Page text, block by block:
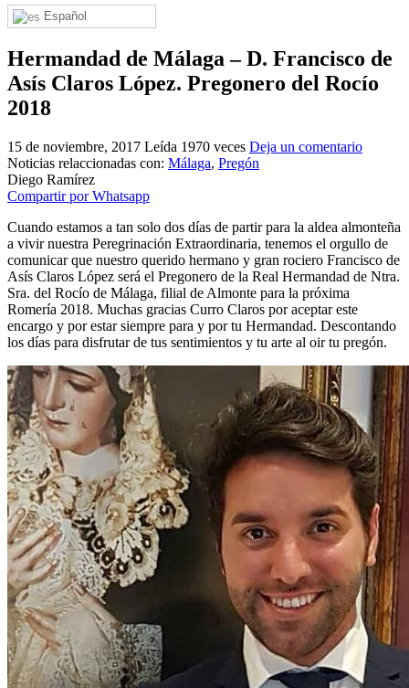
Español
Hermandad de Málaga – D. Francisco de
Asís Claros López. Pregonero del Rocío
2018
15 de noviembre, 2017 Leída 1970 veces Deja un comentario
Noticias relaccionadas con: Málaga, Pregón
Diego Ramírez
Compartir por Whatsapp
Cuando estamos a tan solo dos días de partir para la aldea almonteña
a vivir nuestra Peregrinación Extraordinaria, tenemos el orgullo de
comunicar que nuestro querido hermano y gran rociero Francisco de
Asís Claros López será el Pregonero de la Real Hermandad de Ntra.
Sra. del Rocío de Málaga, filial de Almonte para la próxima
Romería 2018. Muchas gracias Curro Claros por aceptar este
encargo y por estar siempre para y por tu Hermandad. Descontando
los días para disfrutar de tus sentimientos y tu arte al oir tu pregón.
¿Cuales son los actos principales que se celebran en el
Quiero hacer el camino,¿que tengo que hacer?
En el Rocío, ¿dónde me alojo?